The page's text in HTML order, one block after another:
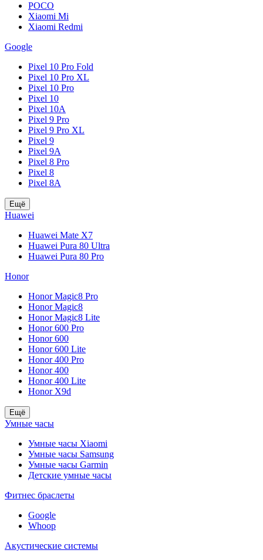
POCO
Xiaomi Mi
Xiaomi Redmi
Google
Pixel 10 Pro Fold
Pixel 10 Pro XL
Pixel 10 Pro
Pixel 10
Pixel 10A
Pixel 9 Pro
Pixel 9 Pro XL
Pixel 9
Pixel 9A
Pixel 8 Pro
Pixel 8
Pixel 8A
Ещё
Huawei
Huawei Mate X7
Huawei Pura 80 Ultra
Huawei Pura 80 Pro
Honor
Honor Magic8 Pro
Honor Magic8
Honor Magic8 Lite
Honor 600 Pro
Honor 600
Honor 600 Lite
Honor 400 Pro
Honor 400
Honor 400 Lite
Honor X9d
Ещё
Умные часы
Умные часы Xiaomi
Умные часы Samsung
Умные часы Garmin
Детские умные часы
Фитнес браслеты
Google
Whoop
Акустические системы